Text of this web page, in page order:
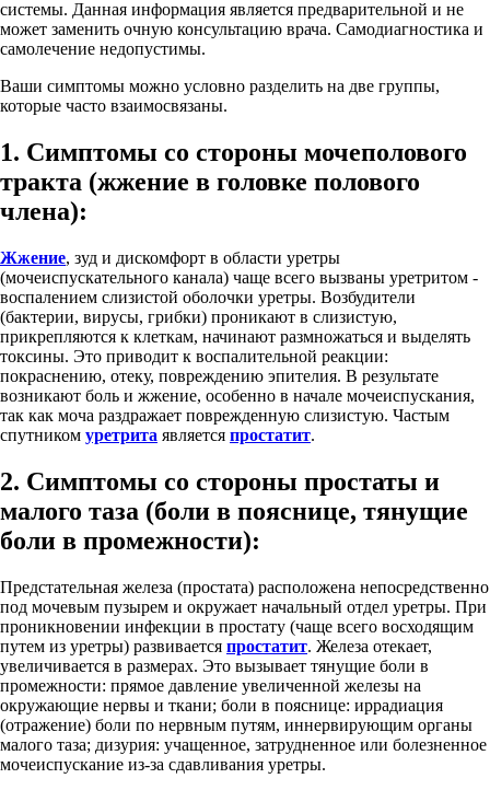
системы. Данная информация является предварительной и не
может заменить очную консультацию врача. Самодиагностика и
самолечение недопустимы.
Ваши симптомы можно условно разделить на две группы,
которые часто взаимосвязаны.
1. Симптомы со стороны мочеполового
тракта (жжение в головке полового
члена):
Жжение, зуд и дискомфорт в области уретры
(мочеиспускательного канала) чаще всего вызваны уретритом -
воспалением слизистой оболочки уретры. Возбудители
(бактерии, вирусы, грибки) проникают в слизистую,
прикрепляются к клеткам, начинают размножаться и выделять
токсины. Это приводит к воспалительной реакции:
покраснению, отеку, повреждению эпителия. В результате
возникают боль и жжение, особенно в начале мочеиспускания,
так как моча раздражает поврежденную слизистую. Частым
спутником уретрита является простатит.
2. Симптомы со стороны простаты и
малого таза (боли в пояснице, тянущие
боли в промежности):
Предстательная железа (простата) расположена непосредственно
под мочевым пузырем и окружает начальный отдел уретры. При
проникновении инфекции в простату (чаще всего восходящим
путем из уретры) развивается простатит. Железа отекает,
увеличивается в размерах. Это вызывает тянущие боли в
промежности: прямое давление увеличенной железы на
окружающие нервы и ткани; боли в пояснице: иррадиация
(отражение) боли по нервным путям, иннервирующим органы
малого таза; дизурия: учащенное, затрудненное или болезненное
мочеиспускание из-за сдавливания уретры.